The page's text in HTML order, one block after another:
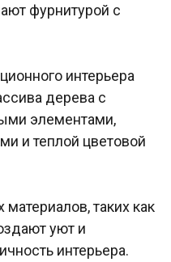
фурнитурой с
интерьера
дерева с
элементами,
и теплой цветовой
таких как
уют и
интерьера.